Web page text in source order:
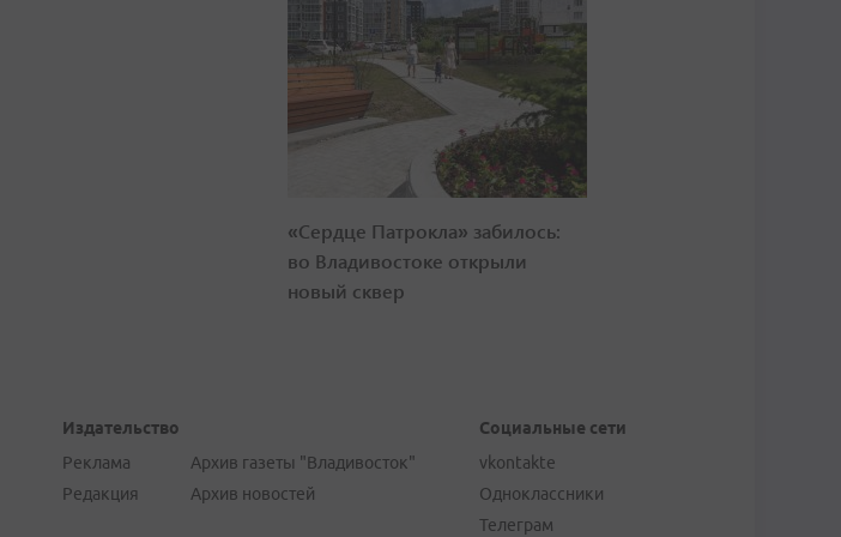
«Сердце Патрокла» забилось:
во Владивостоке открыли
новый сквер
Издательство
Реклама
Редакция
Архив газеты "Владивосток"
Архив новостей
Социальные сети
vkontakte
Одноклассники
Телеграм